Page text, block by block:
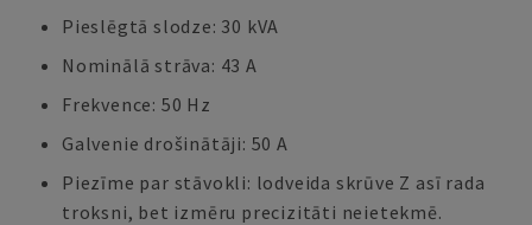
Pieslēgtā slodze: 30 kVA
Nominālā strāva: 43 A
Frekvence: 50 Hz
Galvenie drošinātāji: 50 A
Piezīme par stāvokli: lodveida skrūve Z asī rada
troksni, bet izmēru precizitāti neietekmē.